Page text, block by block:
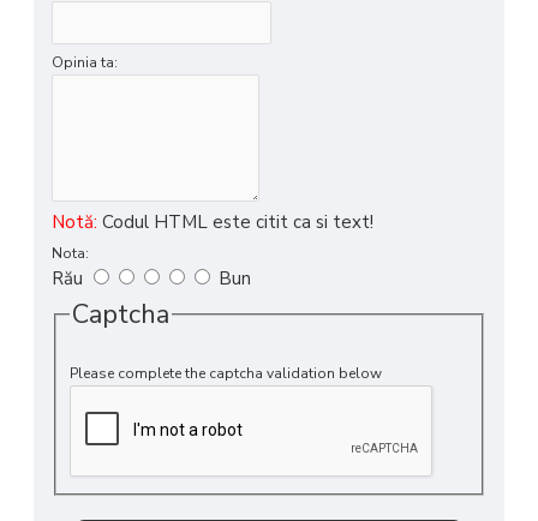
Vitamina B6
siliciu și stearat de magneziu; piridoxină.
Opinia ta:
Notă: Codul HTML este citit ca si text!
Nota:
Rău Bun
Captcha
Please complete the captcha validation below